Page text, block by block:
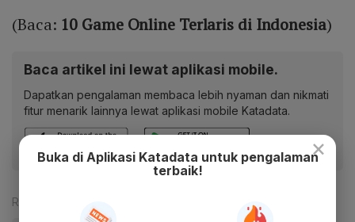
(Baca: 10 Game Online Terlaris di Indonesia)
Baca artikel ini lewat aplikasi mobile.
Dapatkan pengalaman membaca lebih nyaman dan nikmati
fitur menarik lainnya lewat aplikasi mobile Katadata.
Reporter:
×
Buka di Aplikasi Katadata untuk pengalaman
terbaik!